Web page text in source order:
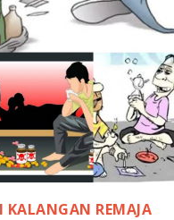
KALANGAN REMAJA